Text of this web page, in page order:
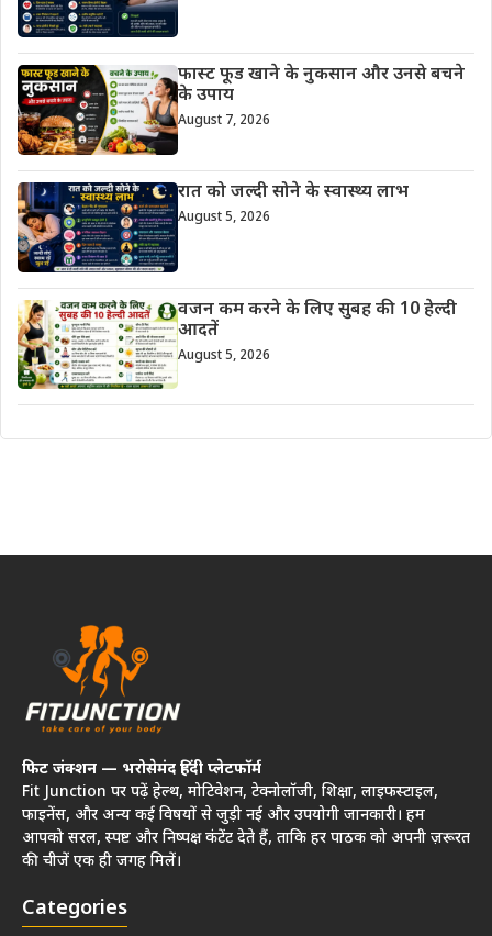
फास्ट फूड खाने के नुकसान और उनसे बचने
के उपाय
August 7, 2026
रात को जल्दी सोने के स्वास्थ्य लाभ
August 5, 2026
वजन कम करने के लिए सुबह की 10 हेल्दी
आदतें
August 5, 2026
फिट जंक्शन — भरोसेमंद हिंदी प्लेटफॉर्म
Fit Junction पर पढ़ें हेल्थ, मोटिवेशन, टेक्नोलॉजी, शिक्षा, लाइफस्टाइल,
फाइनेंस, और अन्य कई विषयों से जुड़ी नई और उपयोगी जानकारी। हम
आपको सरल, स्पष्ट और निष्पक्ष कंटेंट देते हैं, ताकि हर पाठक को अपनी ज़रूरत
की चीजें एक ही जगह मिलें।
Categories